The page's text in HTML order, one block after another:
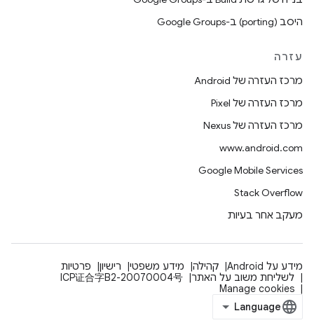
היסב (porting) ב-Google Groups
עזרה
מרכז העזרה של Android
מרכז העזרה של Pixel
מרכז העזרה של Nexus
www.android.com
Google Mobile Services
Stack Overflow
מעקב אחר בעיות
מידע על Android קהילה מידע משפטי רישיון
פרטיות
לשליחת משוב על האתר
ICP证合字B2-20070004号
Manage cookies